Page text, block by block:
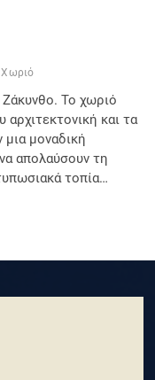
Χωριό
Το χωριό
αρχιτεκτονική και τα
μοναδική
απολαύσουν τη
τοπία…